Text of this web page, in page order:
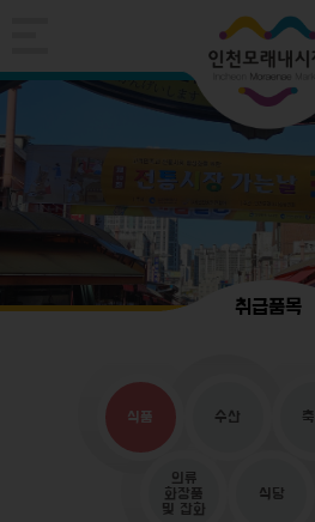
취급품목
식품 수산 축
의류
화장품
및 잡화
식당